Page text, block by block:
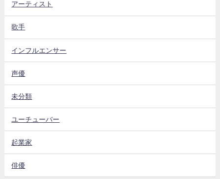
アーティスト
歌手
インフルエンサー
声優
未分類
ユーチューバー
起業家
俳優